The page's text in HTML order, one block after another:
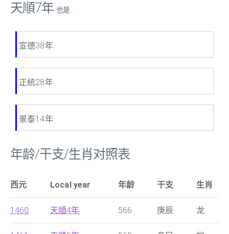
天順7年 也是...
宣德38年
正統28年
景泰14年
年龄/干支/生肖对照表
西元 Local year 年龄 干支 生肖
1460 天順4年 566 庚辰 龙